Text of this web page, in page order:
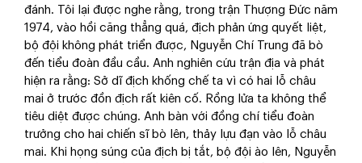
đánh. Tôi lại được nghe rằng, trong trận Thượng Đức năm
1974, vào hồi căng thẳng quá, địch phản ứng quyết liệt,
bộ đội không phát triển được, Nguyễn Chí Trung đã bò
đến tiểu đoàn đầu cầu. Anh nghiên cứu trận địa và phát
hiện ra rằng: Sở dĩ địch khống chế ta vì có hai lỗ châu
mai ở trước đồn địch rất kiên cố. Rồng lửa ta không thể
tiêu diệt được chúng. Anh bàn với đồng chí tiểu đoàn
trưởng cho hai chiến sĩ bò lên, thảy lựu đạn vào lỗ châu
mai. Khi họng súng của địch bị tắt, bộ đội ào lên, Nguyễn